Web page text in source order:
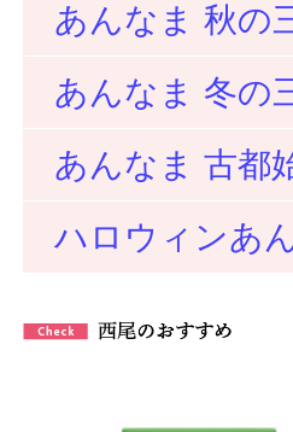
あんなま 秋の
あんなま 冬の
あんなま 古都
ハロウィンあ